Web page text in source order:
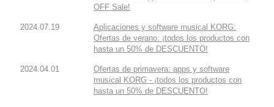
OFF Sale!
2024.07.19
Aplicaciones y software musical KORG:
Ofertas de verano: ¡todos los productos con
hasta un 50% de DESCUENTO!
2024.04.01
Ofertas de primavera: apps y software
musical KORG - ¡todos los productos con
hasta un 50% de DESCUENTO!